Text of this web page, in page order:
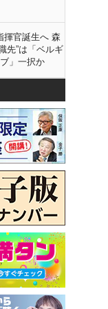
揮官誕生へ 森
先”は「ベルギ
」一択か